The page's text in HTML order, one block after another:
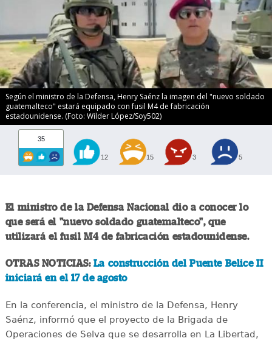
Según el ministro de la Defensa, Henry Saénz la imagen del "nuevo soldado
guatemalteco" estará equipado con fusil M4 de fabricación
estadounidense. (Foto: Wilder López/Soy502)
35
12 15 3 5
El ministro de la Defensa Nacional dio a conocer lo
que será el "nuevo soldado guatemalteco", que
utilizará el fusil M4 de fabricación estadounidense.
OTRAS NOTICIAS:La construcción del Puente Belice II
iniciará en el 17 de agosto
En la conferencia, el ministro de la Defensa, Henry
Saénz, informó que el proyecto de la Brigada de
Operaciones de Selva que se desarrolla en La Libertad,